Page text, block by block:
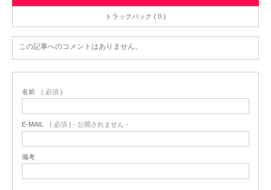
トラックバック ( 0 )
この記事へのコメントはありません。
名前 ( 必須 )
E-MAIL ( 必須 ) - 公開されません -
備考